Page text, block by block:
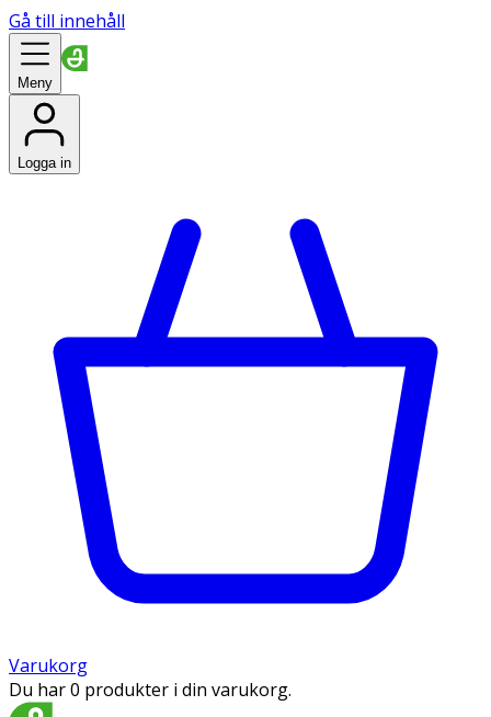
Gå till innehåll
Meny
Logga in
Varukorg
Du har 0 produkter i din varukorg.